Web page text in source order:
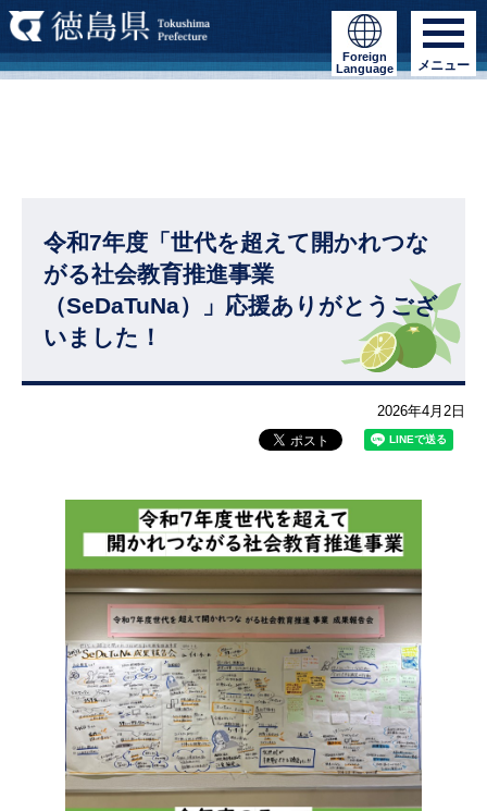
Foreign
Language
メニュー
令和7年度「世代を超えて開かれつな
がる社会教育推進事業
（SeDaTuNa）」応援ありがとうござ
いました！
2026年4月2日